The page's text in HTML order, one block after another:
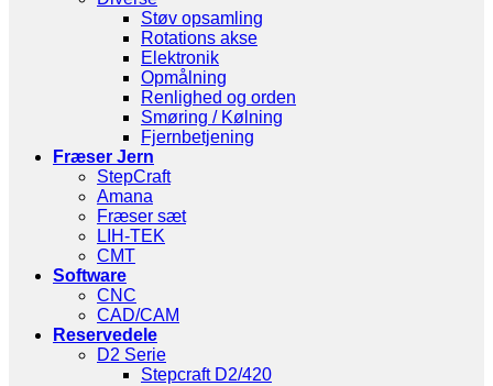
Støv opsamling
Rotations akse
Elektronik
Opmålning
Renlighed og orden
Smøring / Kølning
Fjernbetjening
Fræser Jern
StepCraft
Amana
Fræser sæt
LIH-TEK
CMT
Software
CNC
CAD/CAM
Reservedele
D2 Serie
Stepcraft D2/420